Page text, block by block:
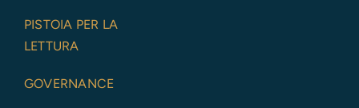
PISTOIA PER LA
LETTURA
GOVERNANCE